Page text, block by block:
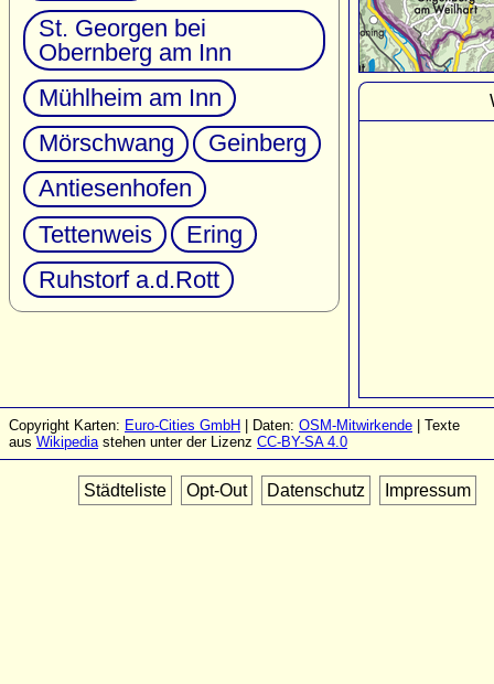
St. Georgen bei
Obernberg am Inn
Mühlheim am Inn
Mörschwang
Geinberg
Antiesenhofen
Tettenweis
Ering
Ruhstorf a.d.Rott
Copyright Karten: Euro-Cities GmbH | Daten: OSM-Mitwirkende | Texte
aus Wikipediastehen unter der Lizenz CC-BY-SA 4.0
Städteliste Opt-Out Datenschutz Impressum